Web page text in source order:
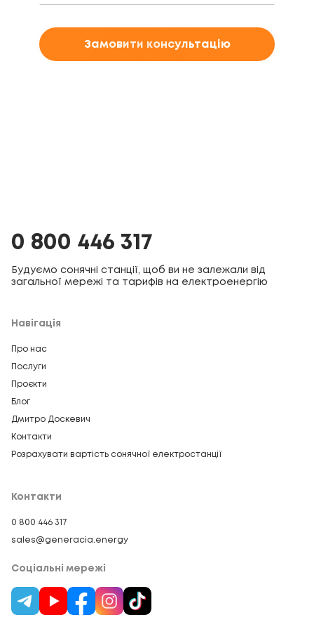
Замовити консультацію
0 800 446 317
Будуємо сонячні станції, щоб ви не залежали від
загальної мережі та тарифів на електроенергію
Навігація
Про нас
Послуги
Проєкти
Блог
Дмитро Доскевич
Контакти
Розрахувати вартість сонячної електростанції
Контакти
0 800 446 317
sales@generacia.energy
Соціальні мережі